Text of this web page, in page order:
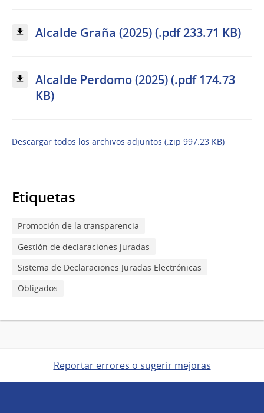
Alcalde Graña (2025) (.pdf 233.71 KB)
Alcalde Perdomo (2025) (.pdf 174.73
KB)
Descargar todos los archivos adjuntos (.zip 997.23 KB)
Etiquetas
Promoción de la transparencia
Gestión de declaraciones juradas
Sistema de Declaraciones Juradas Electrónicas
Obligados
Reportar errores o sugerir mejoras